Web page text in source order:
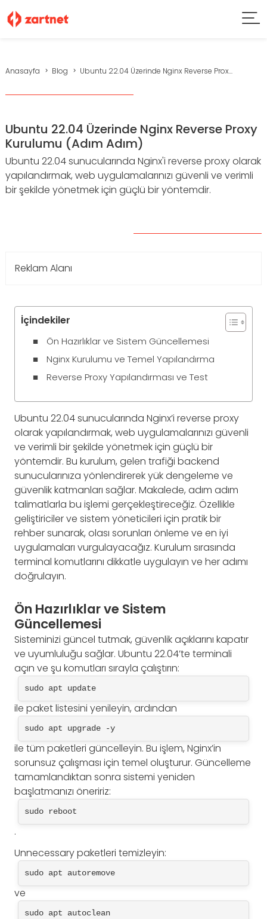
Anasayfa Blog Ubuntu 22.04 Üzerinde Nginx Reverse Prox...
Ubuntu 22.04 Üzerinde Nginx Reverse Proxy
Kurulumu (Adım Adım)
Ubuntu 22.04 sunucularında Nginx'i reverse proxy olarak
yapılandırmak, web uygulamalarınızı güvenli ve verimli
bir şekilde yönetmek için güçlü bir yöntemdir.
Reklam Alanı
İçindekiler
Ön Hazırlıklar ve Sistem Güncellemesi
Nginx Kurulumu ve Temel Yapılandırma
Reverse Proxy Yapılandırması ve Test
Ubuntu 22.04 sunucularında Nginx’i reverse proxy
olarak yapılandırmak, web uygulamalarınızı güvenli
ve verimli bir şekilde yönetmek için güçlü bir
yöntemdir. Bu kurulum, gelen trafiği backend
sunucularınıza yönlendirerek yük dengeleme ve
güvenlik katmanları sağlar. Makalede, adım adım
talimatlarla bu işlemi gerçekleştireceğiz. Özellikle
geliştiriciler ve sistem yöneticileri için pratik bir
rehber sunarak, olası sorunları önleme ve en iyi
uygulamaları vurgulayacağız. Kurulum sırasında
terminal komutlarını dikkatle uygulayın ve her adımı
doğrulayın.
Ön Hazırlıklar ve Sistem
Güncellemesi
Sisteminizi güncel tutmak, güvenlik açıklarını kapatır
ve uyumluluğu sağlar. Ubuntu 22.04’te terminali
açın ve şu komutları sırayla çalıştırın:
sudo apt update
ile paket listesini yenileyin, ardından
sudo apt upgrade -y
ile tüm paketleri güncelleyin. Bu işlem, Nginx’in
sorunsuz çalışması için temel oluşturur. Güncelleme
tamamlandıktan sonra sistemi yeniden
başlatmanızı öneririz:
sudo reboot
.
Unnecessary paketleri temizleyin:
sudo apt autoremove
ve
sudo apt autoclean